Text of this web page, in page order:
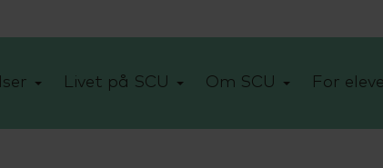
Livet på SCU Om SCU For